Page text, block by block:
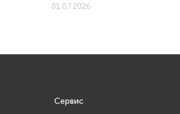
01.07.2026
Сервис